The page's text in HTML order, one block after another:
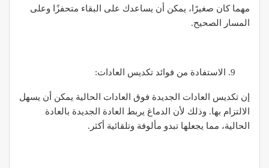
مهما كان صغيرًا، يمكن أن يساعدك على البقاء متحفزًا وعلى
المسار الصحيح.
الاستفادة من فوائد تكديس العادات:
إن تكديس العادات الجديدة فوق العادات الحالية يمكن أن يسهل
الالتزام بها. وذلك لأن الدماغ يربط العادة الجديدة بالعادة
الحالية، مما يجعلها تبدو مألوفة وتلقائية أكثر.